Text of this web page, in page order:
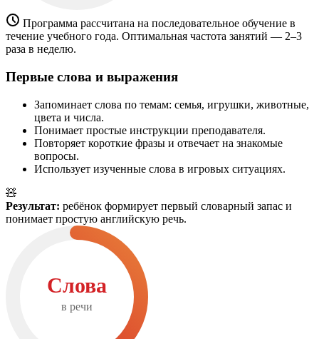
Программа рассчитана на последовательное обучение в
течение учебного года. Оптимальная частота занятий — 2–3
раза в неделю.
Первые слова и выражения
Запоминает слова по темам: семья, игрушки, животные,
цвета и числа.
Понимает простые инструкции преподавателя.
Повторяет короткие фразы и отвечает на знакомые
вопросы.
Использует изученные слова в игровых ситуациях.
🧸
Результат: ребёнок формирует первый словарный запас и
понимает простую английскую речь.
Слова
в речи